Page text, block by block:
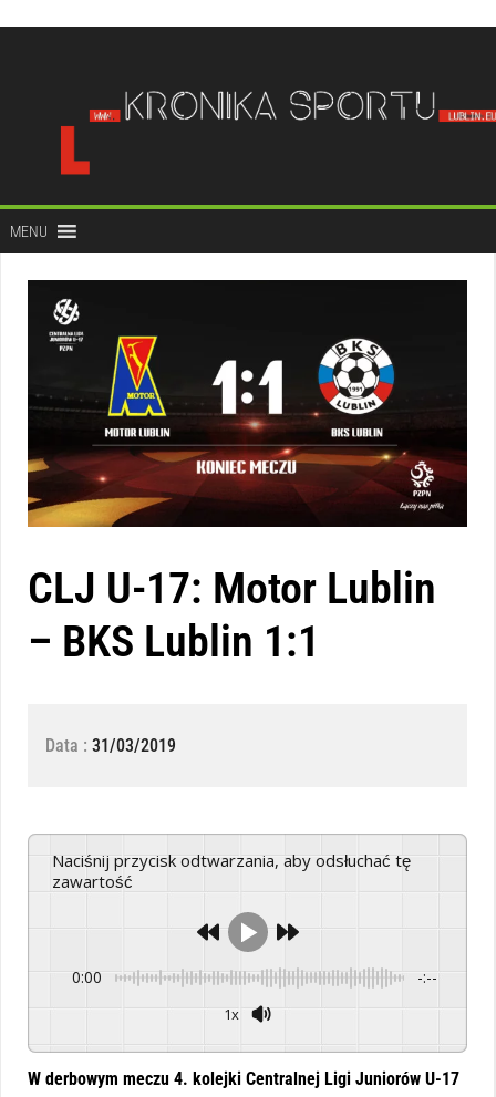
treści
MENU
CLJ U-17: Motor Lublin
– BKS Lublin 1:1
Data : 31/03/2019
Naciśnij przycisk odtwarzania, aby odsłuchać tę
zawartość
0:00 -:--
1x
W derbowym meczu 4. kolejki Centralnej Ligi Juniorów U-17